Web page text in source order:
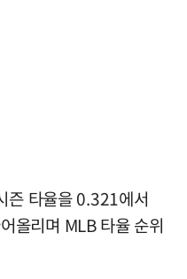
즌 타율을 0.321에서
올리며 MLB 타율 순위